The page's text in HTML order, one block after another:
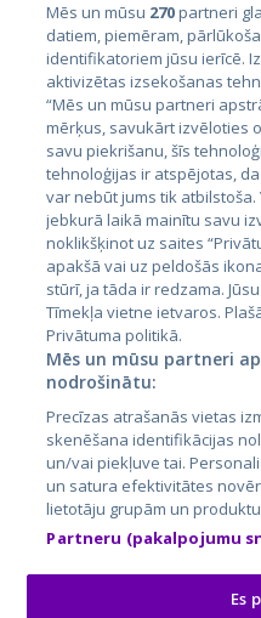
Valstis
Igaunija
Latvija
Lietuva
City24.lv
City24.ee
GetaPro.lv
GetaPro.ee
Skelbiu.lt
Autoplius.lt
Aruodas.lt
Mēs un mūsu 270partneri
datiem, piemēram,
identifikatoriem jūsu ierīcē.
aktivizētas izsekošanas
“Mēs un mūsu partneri
mērķus, savukārt izvēloties
savu piekrišanu, šīs
tehnoloģijas ir atspējotas,
var nebūt jums tik
jebkurā laikā mainītu savu
noklikšķinot uz saites
apakšā vai uz peldošās
stūrī, ja tāda ir redzama.
Tīmekļa vietne ietvaros.
Privātuma politikā.
Mēs un mūsu partneri
nodrošinātu:
Precīzas atrašanās vietas
skenēšana identifikācijas
un/vai piekļuve tai.
un satura efektivitātes
lietotāju grupām un
Partneru (pakalpojumu
Es